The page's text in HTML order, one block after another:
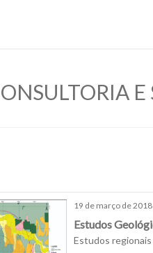
19 de março de 2018
Estudos
Estudos regionais